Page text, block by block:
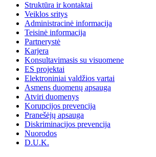
Struktūra ir kontaktai
Veiklos sritys
Administracinė informacija
Teisinė informacija
Partnerystė
Karjera
Konsultavimasis su visuomene
ES projektai
Elektroniniai valdžios vartai
Asmens duomenų apsauga
Atviri duomenys
Korupcijos prevencija
Pranešėjų apsauga
Diskriminacijos prevencija
Nuorodos
D.U.K.